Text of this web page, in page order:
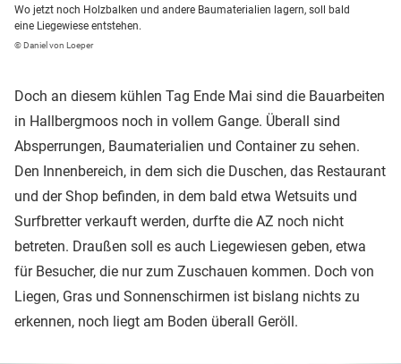
Wo jetzt noch Holzbalken und andere Baumaterialien lagern, soll bald
eine Liegewiese entstehen.
© Daniel von Loeper
Doch an diesem kühlen Tag Ende Mai sind die Bauarbeiten
in Hallbergmoos noch in vollem Gange. Überall sind
Absperrungen, Baumaterialien und Container zu sehen.
Den Innenbereich, in dem sich die Duschen, das Restaurant
und der Shop befinden, in dem bald etwa Wetsuits und
Surfbretter verkauft werden, durfte die AZ noch nicht
betreten. Draußen soll es auch Liegewiesen geben, etwa
für Besucher, die nur zum Zuschauen kommen. Doch von
Liegen, Gras und Sonnenschirmen ist bislang nichts zu
erkennen, noch liegt am Boden überall Geröll.